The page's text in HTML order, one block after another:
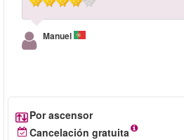
Manuel
Por ascensor
Cancelación gratuita